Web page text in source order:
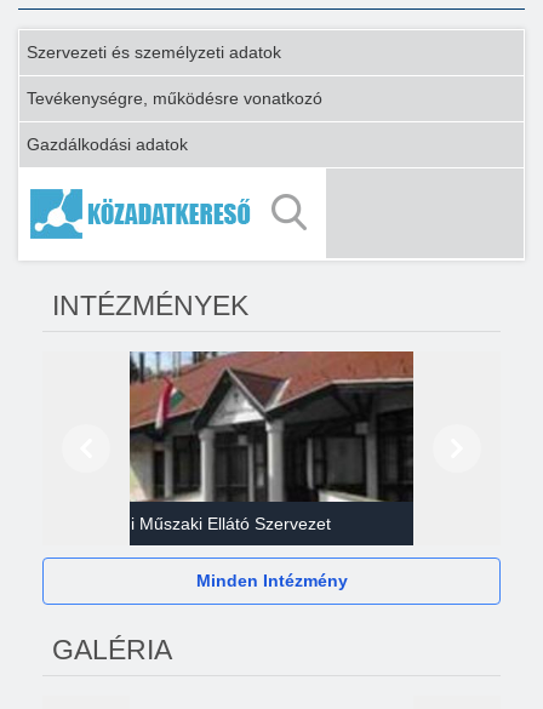
Szervezeti és személyzeti adatok
Tevékenységre, működésre vonatkozó
Gazdálkodási adatok
INTÉZMÉNYEK
Gazdasági Műszaki Ellátó Szervezet
Minden Intézmény
GALÉRIA